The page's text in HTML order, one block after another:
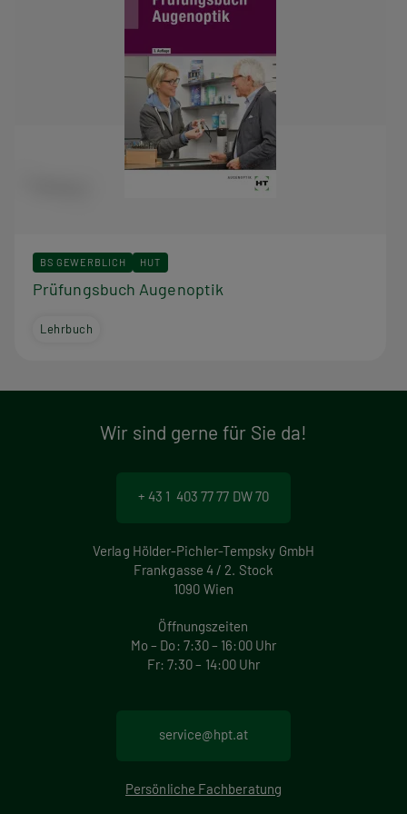
BS GEWERBLICH HUT
Prüfungsbuch Augenoptik
Lehrbuch
Wir sind gerne für Sie da!
+ 43 1 403 77 77 DW 70
Verlag Hölder-Pichler-Tempsky GmbH
Frankgasse 4 / 2. Stock
1090 Wien
Öffnungszeiten
Mo – Do: 7:30 – 16:00 Uhr
Fr: 7:30 – 14:00 Uhr
service@hpt.at
Persönliche Fachberatung